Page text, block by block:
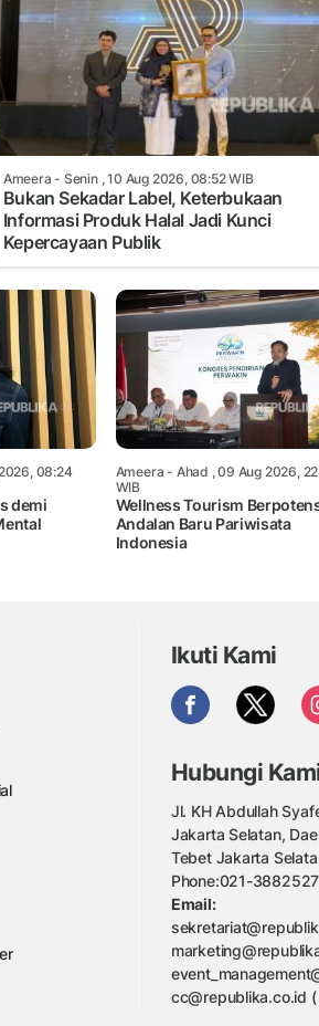
Ameera - Senin , 10 Aug 2026, 08:52 WIB
Bukan Sekadar Label, Keterbukaan
Informasi Produk Halal Jadi Kunci
Kepercayaan Publik
08:24
demi
Ameera - Ahad , 09 Aug 2026,
WIB
Wellness Tourism
Andalan Baru Pariwisata
Indonesia
Ikuti Kami
Hubungi
Jl. KH Abdullah
Jakarta Selatan,
Tebet Jakarta
Phone:021-
Email:
cc@republika.co.id